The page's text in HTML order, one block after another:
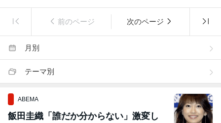
前のページ 次のページ
月別
テーマ別
ABEMA
飯田圭織「誰だか分からない」激変し